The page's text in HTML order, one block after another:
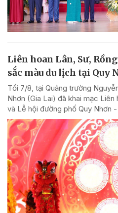
Liên hoan Lân, Sư,
sắc màu du lịch tại Quy
Tối 7/8, tại Quảng trường
Nhơn (Gia Lai) đã khai mạc
và Lễ hội đường phố Quy Nhơn -